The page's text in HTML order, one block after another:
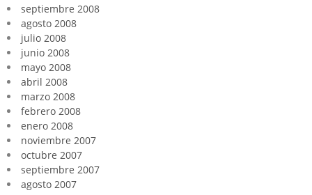
septiembre 2008
agosto 2008
julio 2008
junio 2008
mayo 2008
abril 2008
marzo 2008
febrero 2008
enero 2008
noviembre 2007
octubre 2007
septiembre 2007
agosto 2007